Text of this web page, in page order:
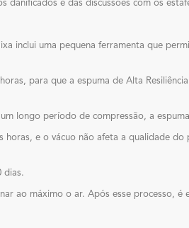
e das discussões com os
inclui uma pequena ferramenta que
para que a espuma de Alta
longo período de compressão, a
e o vácuo não afeta a qualidade
dias.
ao máximo o ar. Após esse processo,